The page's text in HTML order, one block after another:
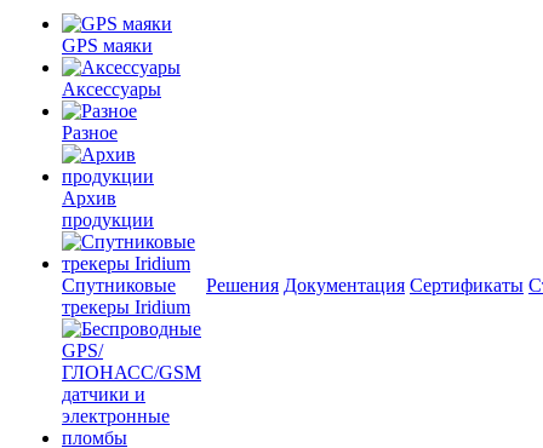
GPS маяки
Аксессуары
Разное
Архив
продукции
Спутниковые
трекеры Iridium
Решения Документация Сертификаты